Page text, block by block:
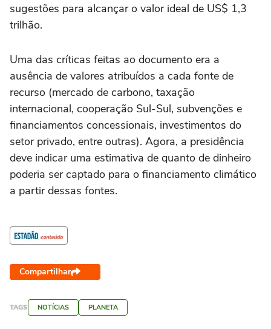
sugestões para alcançar o valor ideal de US$ 1,3
trilhão.
Uma das críticas feitas ao documento era a
ausência de valores atribuídos a cada fonte de
recurso (mercado de carbono, taxação
internacional, cooperação Sul-Sul, subvenções e
financiamentos concessionais, investimentos do
setor privado, entre outras). Agora, a presidência
deve indicar uma estimativa de quanto de dinheiro
poderia ser captado para o financiamento climático
a partir dessas fontes.
Compartilhar
TAGS NOTÍCIAS PLANETA